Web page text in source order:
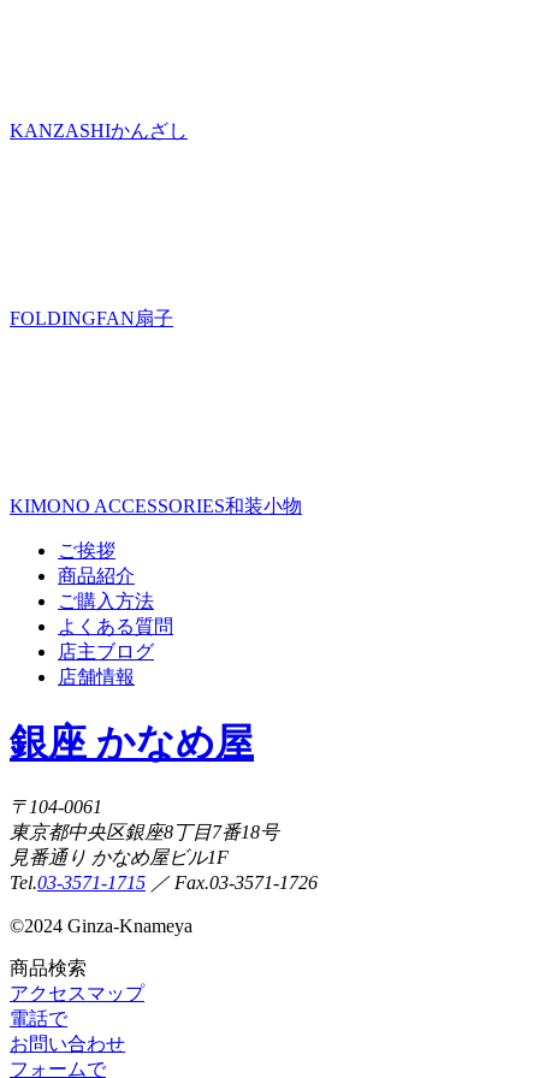
KANZASHIかんざし
FOLDINGFAN扇子
KIMONO ACCESSORIES和装小物
ご挨拶
商品紹介
ご購入方法
よくある質問
店主ブログ
店舗情報
銀座 かなめ屋
〒104-0061
東京都中央区銀座8丁目7番18号
見番通り かなめ屋ビル1F
Tel.03-3571-1715 ／ Fax.03-3571-1726
©2024 Ginza-Knameya
商品検索
アクセスマップ
電話で
お問い合わせ
フォームで